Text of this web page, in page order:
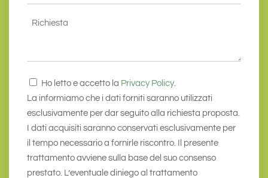
Richiesta
Consenso
*
Ho letto e accetto la Privacy Policy.
La informiamo che i dati forniti saranno utilizzati
esclusivamente per dar seguito alla richiesta proposta.
I dati acquisiti saranno conservati esclusivamente per
il tempo necessario a fornirle riscontro. Il presente
trattamento avviene sulla base del suo consenso
prestato. L’eventuale diniego al trattamento